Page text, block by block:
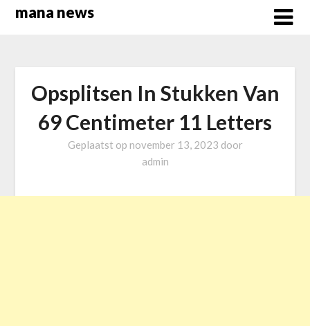
Overslaan
mana news
Opsplitsen In Stukken Van
69 Centimeter 11 Letters
Geplaatst op november 13, 2023 door
admin